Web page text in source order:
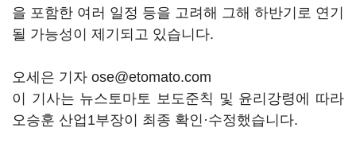
을 포함한 여러 일정 등을 고려해 그해 하반기로 연기
될 가능성이 제기되고 있습니다.
오세은 기자 ose@etomato.com
이 기사는 뉴스토마토 보도준칙 및 윤리강령에 따라
오승훈 산업1부장이 최종 확인·수정했습니다.